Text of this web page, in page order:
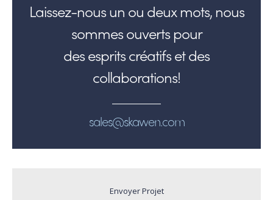
Laissez-nous un ou deux mots, nous
sommes ouverts pour
des esprits créatifs et des
collaborations!
sales@skawen.com
Envoyer Projet